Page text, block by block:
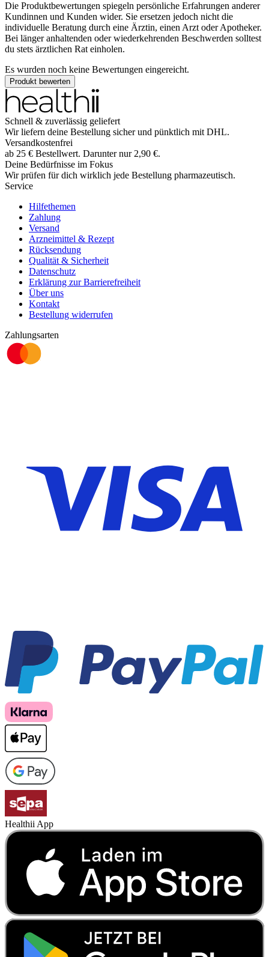
Die Produktbewertungen spiegeln persönliche Erfahrungen anderer
Kundinnen und Kunden wider. Sie ersetzen jedoch nicht die
individuelle Beratung durch eine Ärztin, einen Arzt oder Apotheker.
Bei länger anhaltenden oder wiederkehrenden Beschwerden solltest
du stets ärztlichen Rat einholen.
Es wurden noch keine Bewertungen eingereicht.
Produkt bewerten
Schnell & zuverlässig geliefert
Wir liefern deine Bestellung sicher und pünktlich mit DHL.
Versandkostenfrei
ab 25 € Bestellwert. Darunter nur 2,90 €.
Deine Bedürfnisse im Fokus
Wir prüfen für dich wirklich jede Bestellung pharmazeutisch.
Service
Hilfethemen
Zahlung
Versand
Arzneimittel & Rezept
Rücksendung
Qualität & Sicherheit
Datenschutz
Erklärung zur Barrierefreiheit
Über uns
Kontakt
Bestellung widerrufen
Zahlungsarten
Healthii App